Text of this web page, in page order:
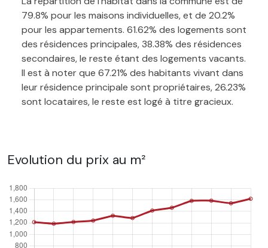
79.8% pour les maisons individuelles, et de 20.2%
pour les appartements. 61.62% des logements sont
des résidences principales, 38.38% des résidences
secondaires, le reste étant des logements vacants.
Il est à noter que 67.21% des habitants vivant dans
leur résidence principale sont propriétaires, 26.23%
sont locataires, le reste est logé à titre gracieux.
Evolution du prix au m²